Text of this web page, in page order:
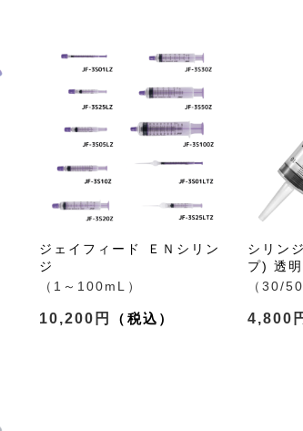
ジェイフィード ＥＮシリン
ジ
（1～100mL）
10,200円
シリン
プ) 透
（30/
4,800